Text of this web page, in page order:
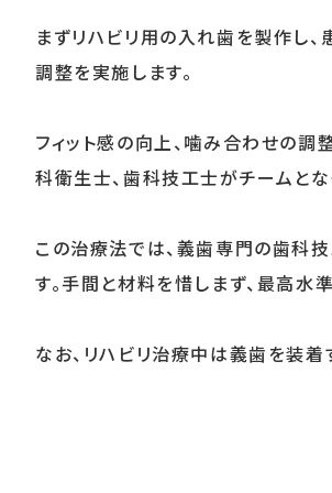
まずリハビリ用の入れ歯を製作し
調整を実施します。
フィット感の向上、噛み合わせの調
科衛生士、歯科技工士がチームと
この治療法では、義歯専門の歯科
す。手間と材料を惜しまず、最高水
なお、リハビリ治療中は義歯を装着